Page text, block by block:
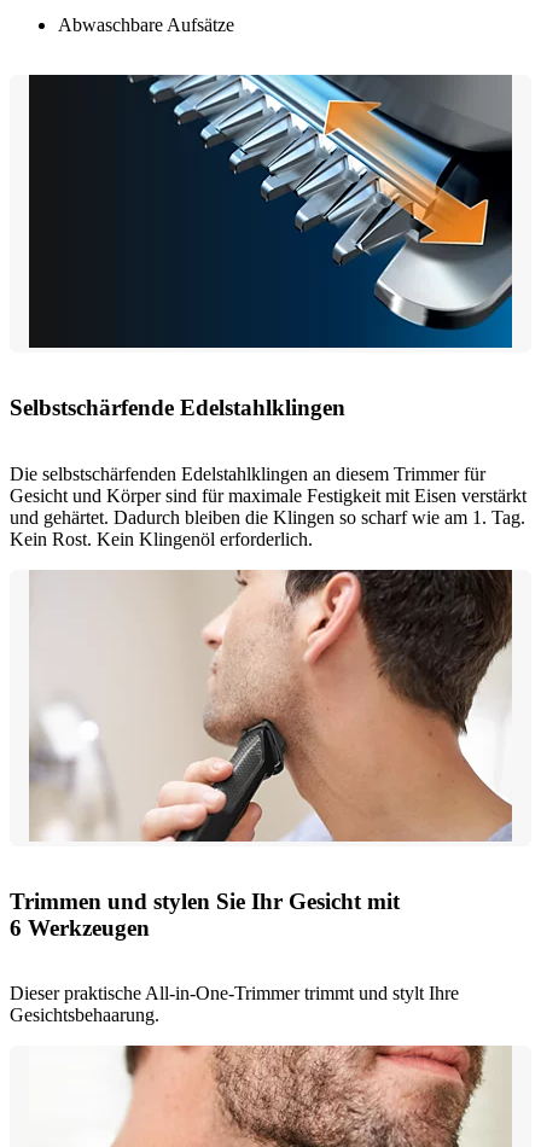
Abwaschbare Aufsätze
Selbstschärfende Edelstahlklingen
Die selbstschärfenden Edelstahlklingen an diesem Trimmer für
Gesicht und Körper sind für maximale Festigkeit mit Eisen verstärkt
und gehärtet. Dadurch bleiben die Klingen so scharf wie am 1. Tag.
Kein Rost. Kein Klingenöl erforderlich.
Trimmen und stylen Sie Ihr Gesicht mit
6 Werkzeugen
Dieser praktische All-in-One-Trimmer trimmt und stylt Ihre
Gesichtsbehaarung.